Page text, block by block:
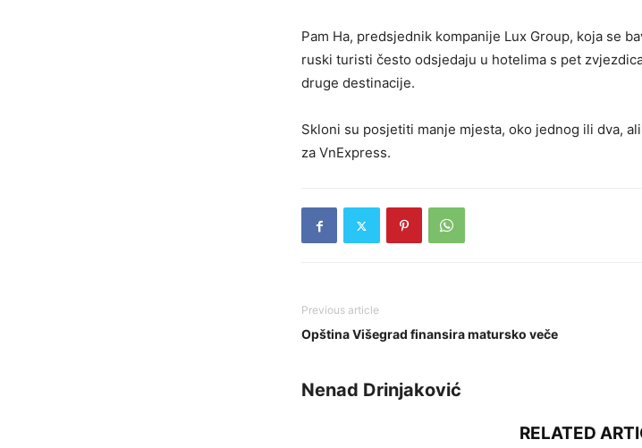
Pam Ha, predsjednik kompanije Lux Group, koja se
ruski turisti često odsjedaju u hotelima s pet
druge destinacije.
Skloni su posjetiti manje mjesta, oko jednog ili dva,
za VnExpress.
Previous article
Opština Višegrad finansira matursko veče
Nenad Drinjaković
RELATED